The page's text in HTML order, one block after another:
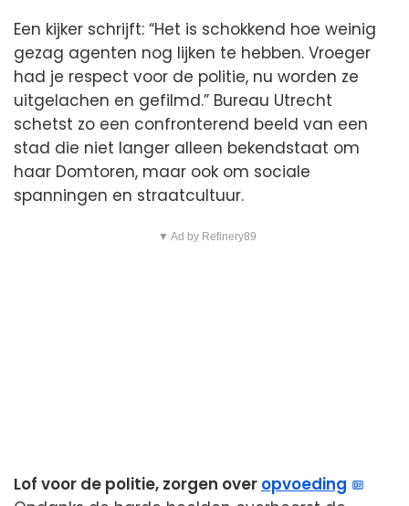
Een kijker schrijft: “Het is schokkend hoe weinig
gezag agenten nog lijken te hebben. Vroeger
had je respect voor de politie, nu worden ze
uitgelachen en gefilmd.” Bureau Utrecht
schetst zo een confronterend beeld van een
stad die niet langer alleen bekendstaat om
haar Domtoren, maar ook om sociale
spanningen en straatcultuur.
▼ Ad by Refinery89
Lof voor de politie, zorgen over opvoeding